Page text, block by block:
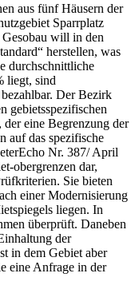
aus fünf Häusern der
Sparrplatz
will in den
herstellen, was
durchschnittliche
liegt, sind
Der Bezirk
gebietsspezifischen
eine Begrenzung der
auf das spezifische
Nr. 387/ April
obergrenzen dar,
Sie bieten
einer Modernisierung
liegen. In
überprüft. Daneben
der
in dem Gebiet aber
eine Anfrage in der
ergab.